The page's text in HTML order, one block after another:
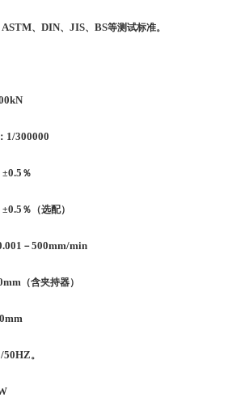
ASTM、DIN、JIS、BS等测试标准。
1/300000
±0.5 ％
±0.5 ％（选配）
－500mm/min
（含夹持器）
。